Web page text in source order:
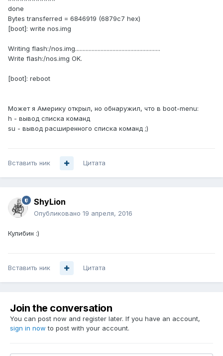
done
Bytes transferred = 6846919 (6879c7 hex)
[boot]: write nos.img
Writing flash:/nos.img.........................................................
Write flash:/nos.img OK.
[boot]: reboot
Может я Америку открыл, но обнаружил, что в boot-menu:
h - вывод списка команд
su - вывод расширенного списка команд ;)
Вставить ник Цитата
ShyLion
Опубликовано 19 апреля, 2016
Кулибин :)
Вставить ник Цитата
Join the conversation
You can post now and register later. If you have an account,
sign in now to post with your account.